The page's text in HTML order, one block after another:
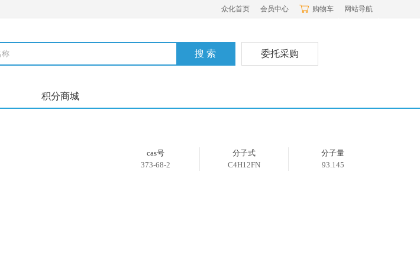
众化首页 会员中心 购物车 网站导航
委托采购
积分商城
cas号
373-68-2
分子式
C4H12FN
分子量
93.145